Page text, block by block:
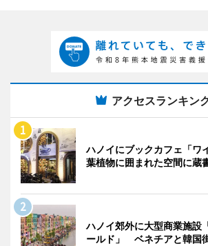
アクセスランキン
ハノイにブックカフェ「
葉植物に囲まれた空間に
ハノイ郊外に大型商業施設
ールド」 ベネチアと韓国